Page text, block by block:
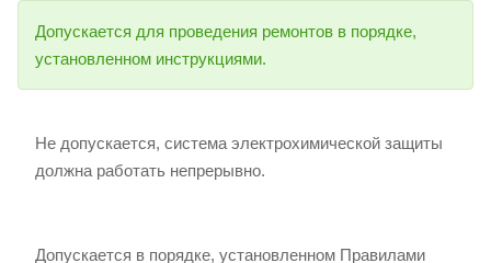
Допускается для проведения ремонтов в порядке,
установленном инструкциями.
Не допускается, система электрохимической защиты
должна работать непрерывно.
Допускается в порядке, установленном Правилами